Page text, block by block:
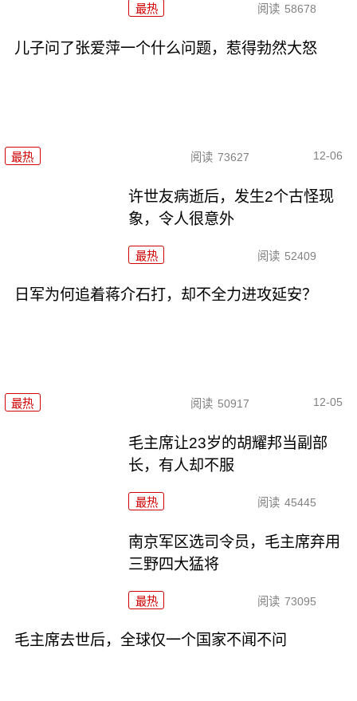
最热 阅读 58678
儿子问了张爱萍一个什么问题，惹得勃然大怒
最热 阅读 73627 12-06
许世友病逝后，发生2个古怪现
象，令人很意外
最热 阅读 52409
日军为何追着蒋介石打，却不全力进攻延安？
最热 阅读 50917 12-05
毛主席让23岁的胡耀邦当副部
长，有人却不服
最热 阅读 45445
南京军区选司令员，毛主席弃用
三野四大猛将
最热 阅读 73095
毛主席去世后，全球仅一个国家不闻不问